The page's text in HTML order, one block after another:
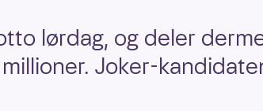
lørdag, og deler
Joker-